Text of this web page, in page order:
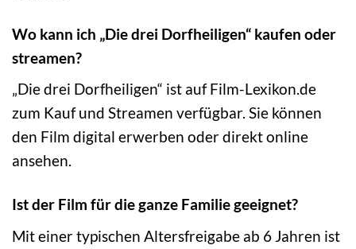
Wo kann ich „Die drei Dorfheiligen“ kaufen oder
streamen?
„Die drei Dorfheiligen“ ist auf Film-Lexikon.de
zum Kauf und Streamen verfügbar. Sie können
den Film digital erwerben oder direkt online
ansehen.
Ist der Film für die ganze Familie geeignet?
Mit einer typischen Altersfreigabe ab 6 Jahren ist